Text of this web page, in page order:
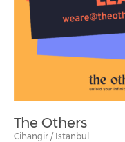
The Others
Cihangir / İstanbul